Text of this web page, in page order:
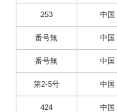
253 中国
番号無 中国
番号無 中国
第2-5号 中国
424 中国